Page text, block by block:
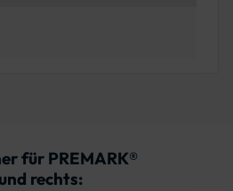
für PREMARK®
rechts: